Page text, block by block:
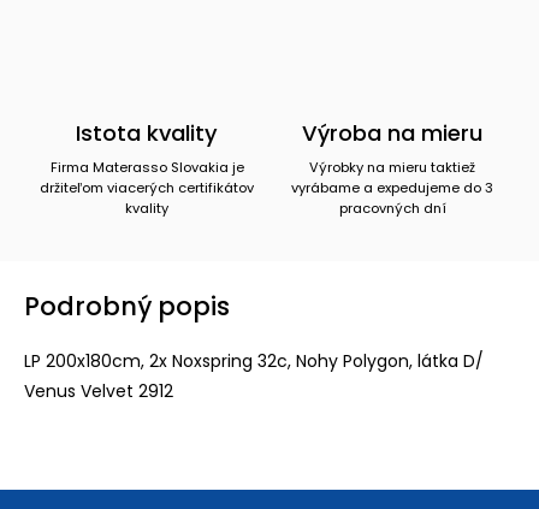
Istota kvality
Firma Materasso Slovakia je
držiteľom viacerých certifikátov
kvality
Výroba na mieru
Výrobky na mieru taktiež
vyrábame a expedujeme do 3
pracovných dní
Podrobný popis
LP 200x180cm, 2x Noxspring 32c, Nohy Polygon, látka D/
Venus Velvet 2912